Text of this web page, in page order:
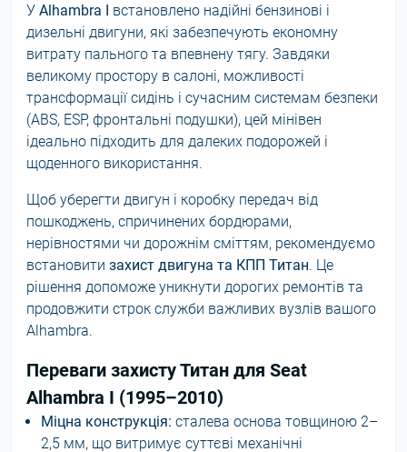
У Alhambra I встановлено надійні бензинові і
дизельні двигуни, які забезпечують економну
витрату пального та впевнену тягу. Завдяки
великому простору в салоні, можливості
трансформації сидінь і сучасним системам безпеки
(ABS, ESP, фронтальні подушки), цей мінівен
ідеально підходить для далеких подорожей і
щоденного використання.
Щоб уберегти двигун і коробку передач від
пошкоджень, спричинених бордюрами,
нерівностями чи дорожнім сміттям, рекомендуємо
встановити захист двигуна та КПП Титан. Це
рішення допоможе уникнути дорогих ремонтів та
продовжити строк служби важливих вузлів вашого
Alhambra.
Переваги захисту Титан для Seat
Alhambra I (1995–2010)
Міцна конструкція: сталева основа товщиною 2–
2,5 мм, що витримує суттєві механічні